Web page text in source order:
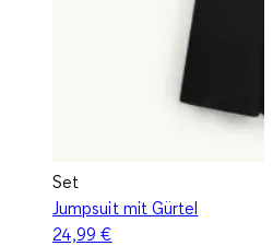
Set
Jumpsuit mit Gürtel
24,99 €